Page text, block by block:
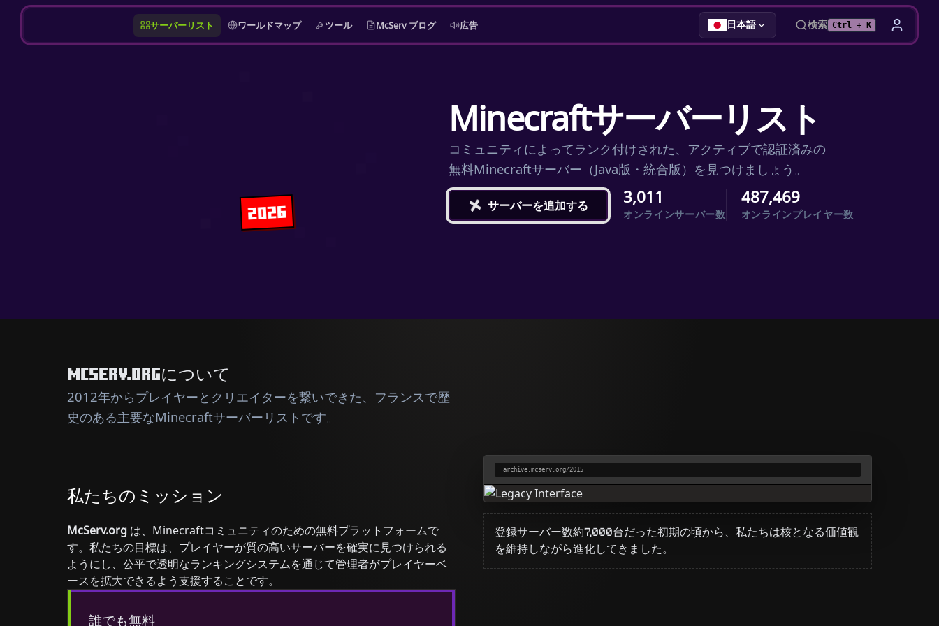
サーバーリスト ワールドマップ ツール McServ ブログ 広告 日本語 検索 Ctrl + K
2026
Minecraftサーバーリスト
コミュニティによってランク付けされた、アクティブで認証済みの
無料Minecraftサーバー（Java版・統合版）を見つけましょう。
+サーバーを追加する 3,011
オンラインサーバー数
487,469
オンラインプレイヤー数
MCSERV.ORGについて
2012年からプレイヤーとクリエイターを繋いできた、フランスで歴
史のある主要なMinecraftサーバーリストです。
私たちのミッション
McServ.org は、Minecraftコミュニティのための無料プラットフォームで
す。私たちの目標は、プレイヤーが質の高いサーバーを確実に見つけられる
ようにし、公平で透明なランキングシステムを通じて管理者がプレイヤーベ
ースを拡大できるよう支援することです。
誰でも無料
archive.mcserv.org/2015
登録サーバー数約7,000台だった初期の頃から、私たちは核となる価値観
を維持しながら進化してきました。